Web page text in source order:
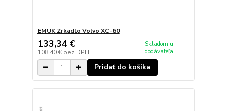
EMUK Zrkadlo Volvo XC-60
133,34 €
108,40 € bez DPH
Skladom u
dodávateľa
Pridať do košíka